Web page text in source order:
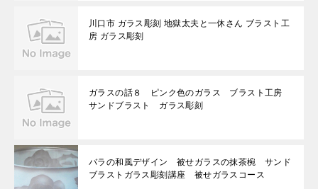
川口市 ガラス彫刻 地獄太夫と一休さん ブラスト工
房 ガラス彫刻
ガラスの話８ ピンク色のガラス ブラスト工房
サンドブラスト ガラス彫刻
バラの和風デザイン 被せガラスの抹茶椀 サンド
ブラストガラス彫刻講座 被せガラスコース